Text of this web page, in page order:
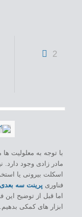
2
با توجه به معلولیت
مادر زادی وجود دارد.
اسکلت بیرونی یا
فناوری پرینت سه بعدی
اما قبل از توضیح
ابزار های کمکی بدهیم.